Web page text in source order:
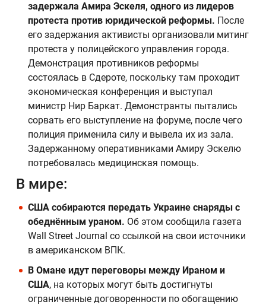
задержала Амира Эскеля, одного из лидеров
протеста против юридической реформы. После
его задержания активисты организовали митинг
протеста у полицейского управления города.
Демонстрация противников реформы
состоялась в Сдероте, поскольку там проходит
экономическая конференция и выступал
министр Нир Баркат. Демонстранты пытались
сорвать его выступление на форуме, после чего
полиция применила силу и вывела их из зала.
Задержанному оперативниками Амиру Эскелю
потребовалась медицинская помощь.
В мире:
США собираются передать Украине снаряды с
обеднённым ураном. Об этом сообщила газета
Wall Street Journal со ссылкой на свои источники
в американском ВПК.
В Омане идут переговоры между Ираном и
США, на которых могут быть достигнуты
ограниченные договоренности по обогащению